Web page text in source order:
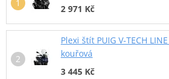
2 971 Kč
Plexi štít PUIG V-TECH
kouřová
3 445 Kč